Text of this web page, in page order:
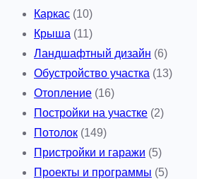
Каркас (10)
Крыша (11)
Ландшафтный дизайн (6)
Обустройство участка (13)
Отопление (16)
Постройки на участке (2)
Потолок (149)
Пристройки и гаражи (5)
Проекты и программы (5)